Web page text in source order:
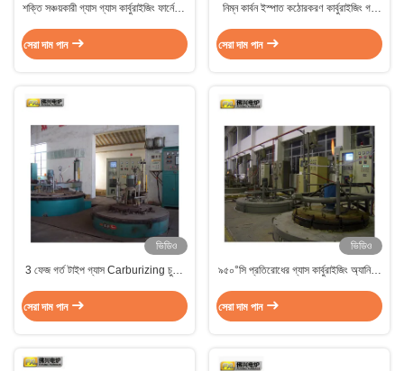
শক্তি সঞ্চয়কারী গ্যাস গ্যাস কার্বুরাইজিং ফার্নেসের
সেরা দাম পান
নিম্ন কার্বন ইস্পাত কঠোরকরণ কার্বুরাইজিং গর্ত
সেরা দাম পান
ভিডিও
3 ফেজ গর্ত টাইপ গ্যাস Carburizing চুল্লি
সেরা দাম পান
ভিডিও
৯৫০°সি প্রতিরোধের গ্যাস কার্বুরাইজিং অ্যানিলিং
সেরা দাম পান